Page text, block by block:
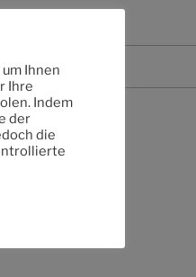
Ihnen
Ihre
Indem
der
die